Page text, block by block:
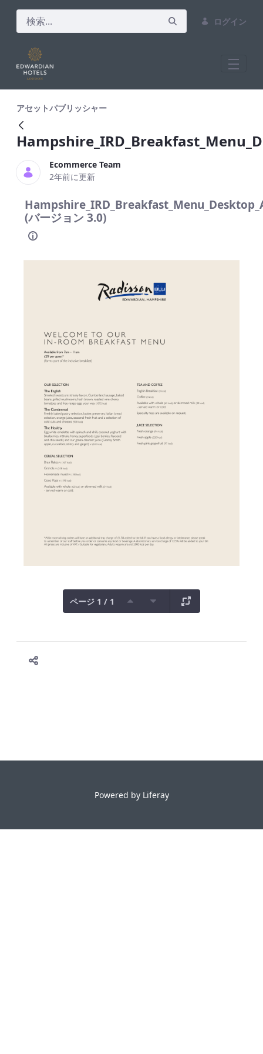
ログイン
アセットパブリッシャー
Ecommerce Team
2年前に更新
(バージョン 3.0)
ページ 1 / 1
Powered by Liferay